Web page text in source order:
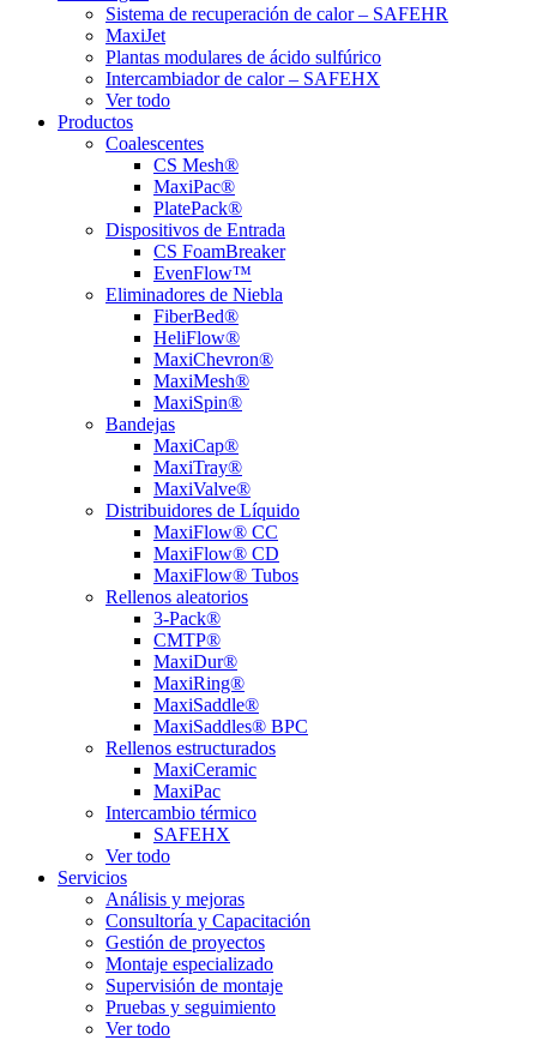
Sistema de recuperación de calor – SAFEHR
MaxiJet
Plantas modulares de ácido sulfúrico
Intercambiador de calor – SAFEHX
Ver todo
Productos
Coalescentes
CS Mesh®
MaxiPac®
PlatePack®
Dispositivos de Entrada
CS FoamBreaker
EvenFlow™
Eliminadores de Niebla
FiberBed®
HeliFlow®
MaxiChevron®
MaxiMesh®
MaxiSpin®
Bandejas
MaxiCap®
MaxiTray®
MaxiValve®
Distribuidores de Líquido
MaxiFlow® CC
MaxiFlow® CD
MaxiFlow® Tubos
Rellenos aleatorios
3-Pack®
CMTP®
MaxiDur®
MaxiRing®
MaxiSaddle®
MaxiSaddles® BPC
Rellenos estructurados
MaxiCeramic
MaxiPac
Intercambio térmico
SAFEHX
Ver todo
Servicios
Análisis y mejoras
Consultoría y Capacitación
Gestión de proyectos
Montaje especializado
Supervisión de montaje
Pruebas y seguimiento
Ver todo